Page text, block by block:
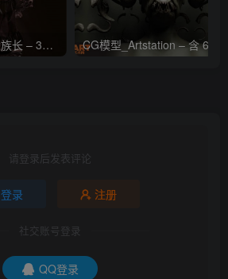
CG模型_伊莎贝尔女族长 – 3D 模型_CGART_模型下载
请登录后发表评论
登录 注册
社交账号登录
QQ登录